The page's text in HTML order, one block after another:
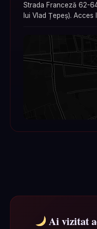
Strada Franceză 62-
lui Vlad Țepeș). Acces
Ai vizitat